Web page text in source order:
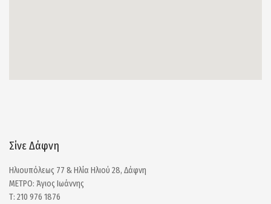
Σίνε Δάφνη
Ηλιουπόλεως 77 & Ηλία Ηλιού 28, Δάφνη
ΜΕΤΡΟ: Άγιος Ιωάννης
Τ: 210 976 1876